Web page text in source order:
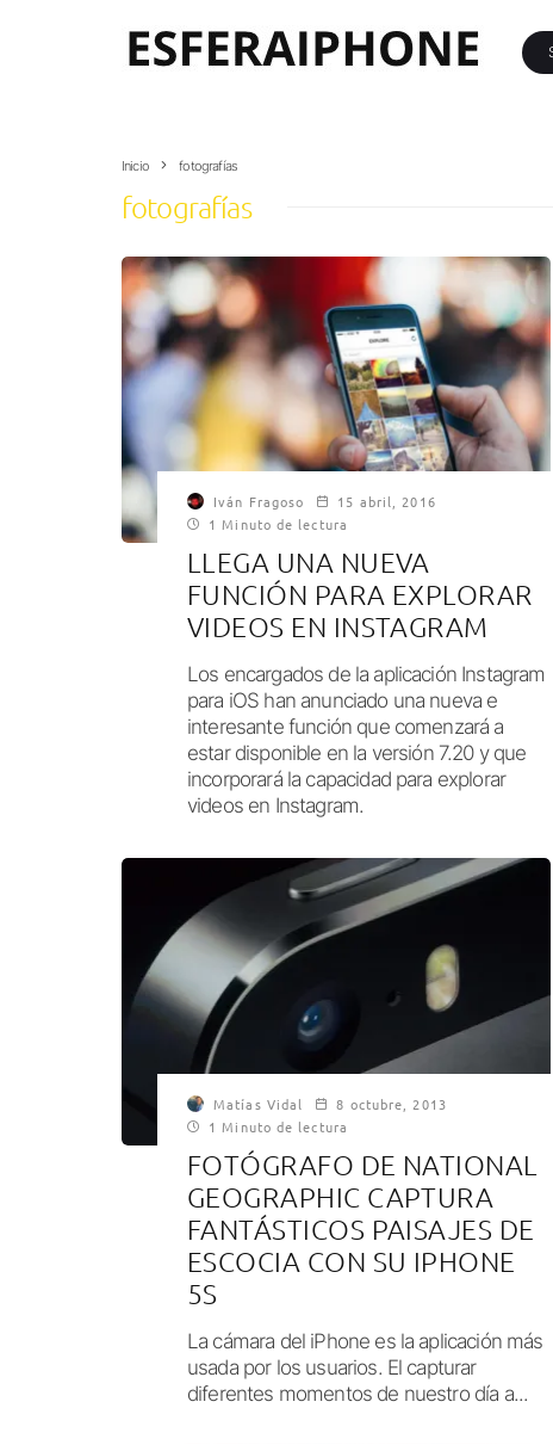
Inicio fotografías
fotografías
Iván Fragoso
15 abril, 2016
1 Minuto de lectura
LLEGA UNA NUEVA
FUNCIÓN PARA EXPLORAR
VIDEOS EN INSTAGRAM
Los encargados de la aplicación Instagram
para iOS han anunciado una nueva e
interesante función que comenzará a
estar disponible en la versión 7.20 y que
incorporará la capacidad para explorar
videos en Instagram.
Matías Vidal
8 octubre, 2013
1 Minuto de lectura
FOTÓGRAFO DE NATIONAL
GEOGRAPHIC CAPTURA
FANTÁSTICOS PAISAJES DE
ESCOCIA CON SU IPHONE
5S
La cámara del iPhone es la aplicación más
usada por los usuarios. El capturar
diferentes momentos de nuestro día a...